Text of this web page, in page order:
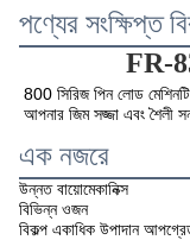
পণ্যের সংক্ষিপ্ত
FR-
800 সিরিজ পিন লোড
আপনার জিম সজ্জা এবং শৈলী
এক নজরে
উন্নত বায়োমেকানিক্স
বিভিন্ন ওজন
বিকল্প একাধিক উপাদান